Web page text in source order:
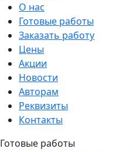
О нас
Готовые работы
Заказать работу
Цены
Акции
Новости
Авторам
Реквизиты
Контакты
Готовые работы